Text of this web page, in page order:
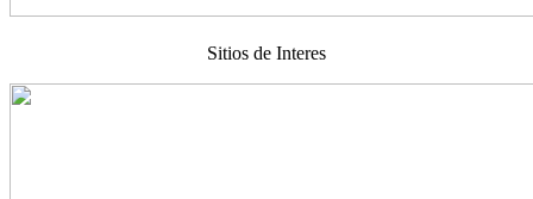
Sitios de Interes